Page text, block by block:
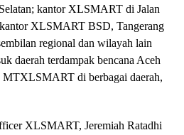
kantor XLSMART di Jalan
kantor XLSMART BSD, Tangerang
regional dan wilayah lain
daerah terdampak bencana Aceh
MTXLSMART di berbagai daerah,
XLSMART, Jeremiah Ratadhi